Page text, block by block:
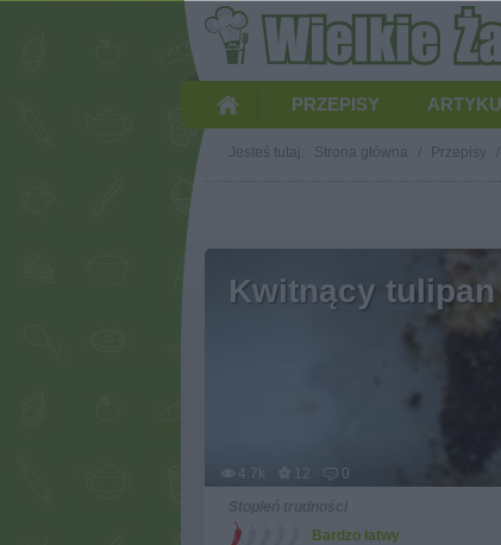
PRZEPISY
Jesteś tutaj: Strona główna / Przepisy /
Kwitnący tulipan
4.7k 12
0
Bardzo łatwy